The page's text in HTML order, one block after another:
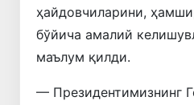
ҳайдовчиларини,
бўйича амалий
маълум қилди.
— Президентимизнинг